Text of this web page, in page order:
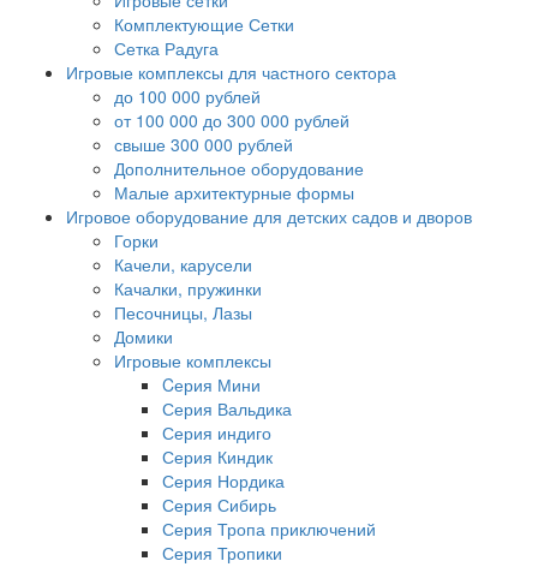
Комплектующие Сетки
Сетка Радуга
Игровые комплексы для частного сектора
до 100 000 рублей
от 100 000 до 300 000 рублей
свыше 300 000 рублей
Дополнительное оборудование
Малые архитектурные формы
Игровое оборудование для детских садов и дворов
Горки
Качели, карусели
Качалки, пружинки
Песочницы, Лазы
Домики
Игровые комплексы
Cерия Мини
Серия Вальдика
Серия индиго
Серия Киндик
Серия Нордика
Серия Сибирь
Серия Тропа приключений
Серия Тропики